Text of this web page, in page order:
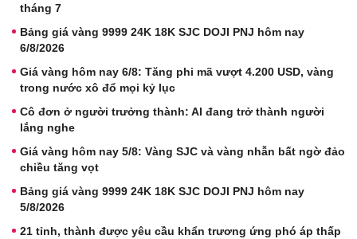
tháng 7
Bảng giá vàng 9999 24K 18K SJC DOJI PNJ hôm nay
6/8/2026
Giá vàng hôm nay 6/8: Tăng phi mã vượt 4.200 USD, vàng
trong nước xô đổ mọi kỷ lục
Cô đơn ở người trưởng thành: AI đang trở thành người
lắng nghe
Giá vàng hôm nay 5/8: Vàng SJC và vàng nhẫn bất ngờ đảo
chiều tăng vọt
Bảng giá vàng 9999 24K 18K SJC DOJI PNJ hôm nay
5/8/2026
21 tỉnh, thành được yêu cầu khẩn trương ứng phó áp thấp